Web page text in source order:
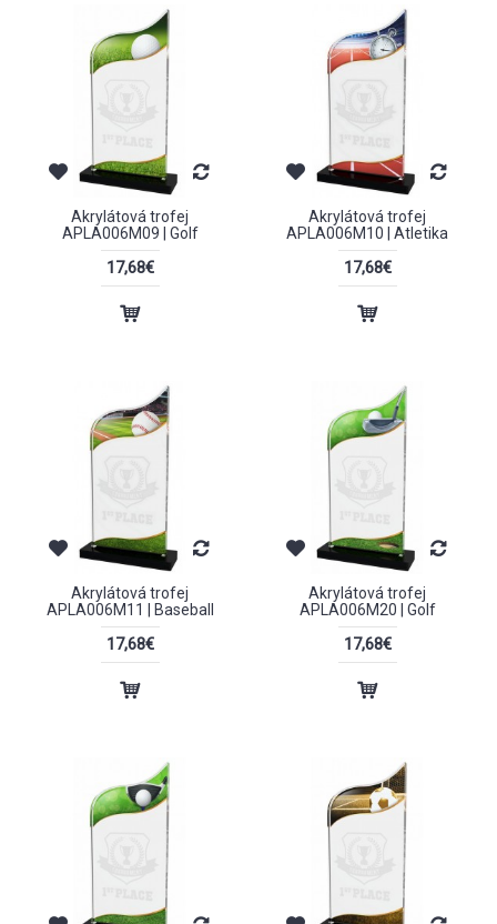
Akrylátová trofej
APLA006M09 | Golf
17,68€
Akrylátová trofej
APLA006M10 | Atletika
17,68€
Akrylátová trofej
APLA006M11 | Baseball
17,68€
Akrylátová trofej
APLA006M20 | Golf
17,68€